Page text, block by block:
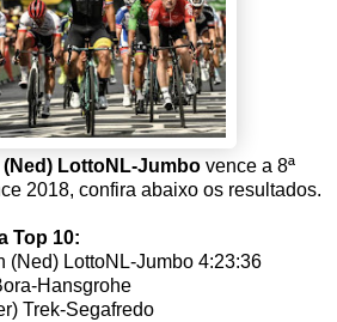
LottoNL-Jumbo vence a 8ª
2018, confira abaixo os resultados.
Top 10:
(Ned) LottoNL-Jumbo 4:23:36
Hansgrohe
Trek-Segafredo